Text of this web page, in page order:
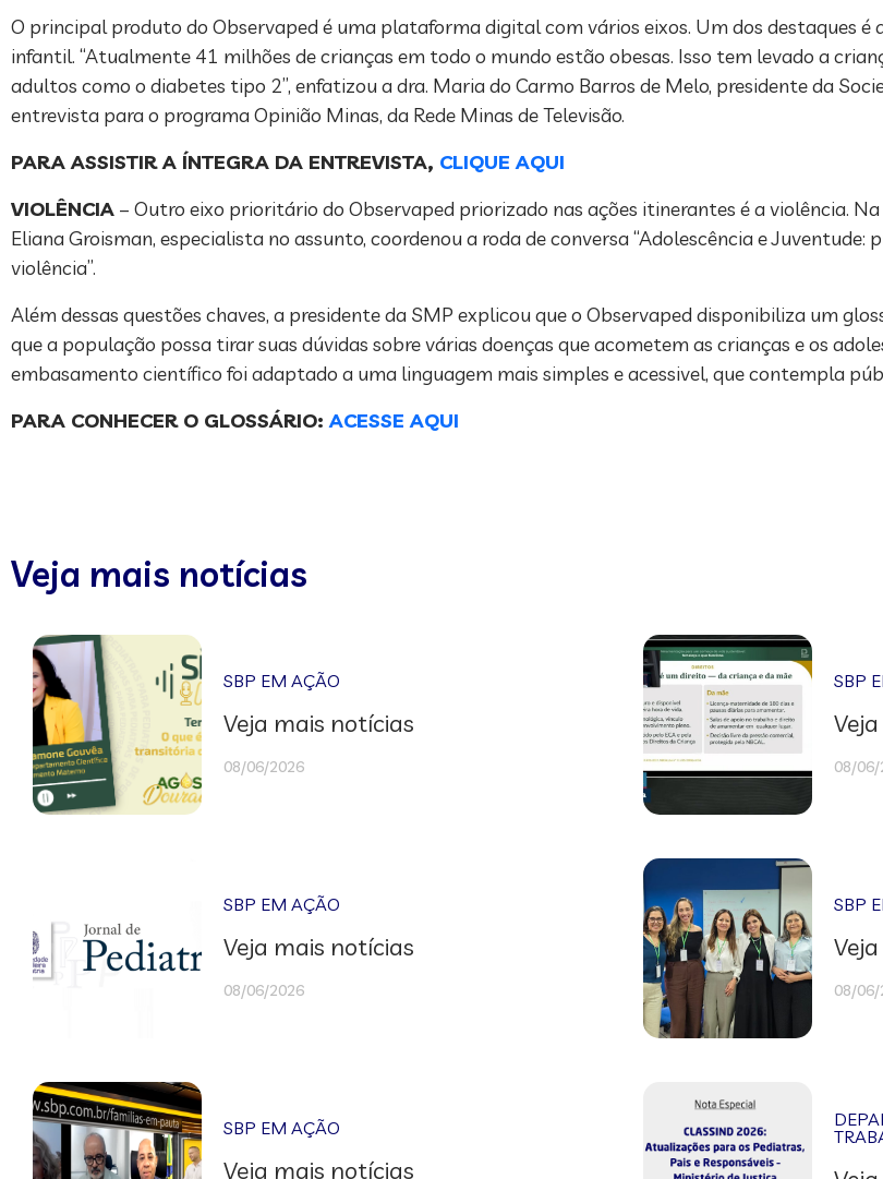
O principal produto do Observaped é uma plataforma digital com vários eixos. Um dos destaques é
infantil. “Atualmente 41 milhões de crianças em todo o mundo estão obesas. Isso tem levado a
adultos como o diabetes tipo 2”, enfatizou a dra. Maria do Carmo Barros de Melo, presidente da
entrevista para o programa Opinião Minas, da Rede Minas de Televisão.
PARA ASSISTIR A ÍNTEGRA DA ENTREVISTA, CLIQUE AQUI
VIOLÊNCIA – Outro eixo prioritário do Observaped priorizado nas ações itinerantes é a violência.
Eliana Groisman, especialista no assunto, coordenou a roda de conversa “Adolescência e Juventude:
violência”.
Além dessas questões chaves, a presidente da SMP explicou que o Observaped disponibiliza um
que a população possa tirar suas dúvidas sobre várias doenças que acometem as crianças e os
embasamento científico foi adaptado a uma linguagem mais simples e acessivel, que contempla
PARA CONHECER O GLOSSÁRIO:ACESSE AQUI
Veja mais notícias
SBP EM AÇÃO
Veja mais notícias
08/06/2026
SBP
08/06/
SBP EM AÇÃO
Veja mais notícias
08/06/2026
SBP
08/06/
SBP EM AÇÃO
Veja mais notícias